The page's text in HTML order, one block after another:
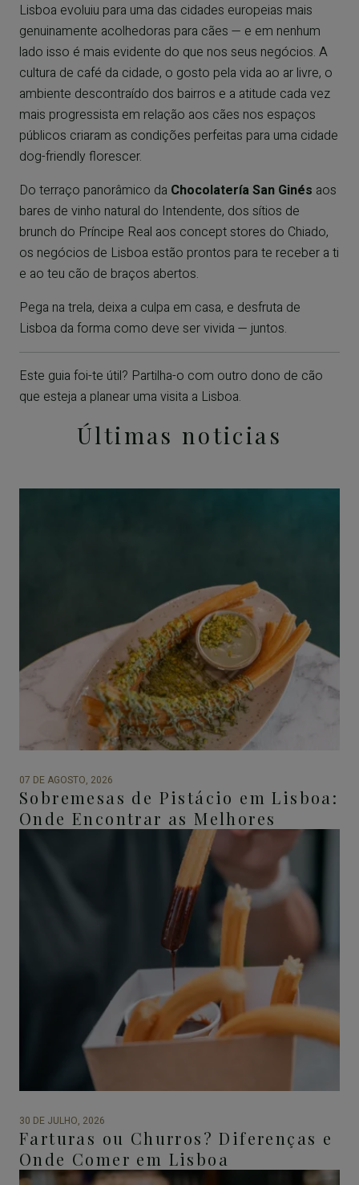
Lisboa evoluiu para uma das cidades europeias mais
genuinamente acolhedoras para cães — e em nenhum
lado isso é mais evidente do que nos seus negócios. A
cultura de café da cidade, o gosto pela vida ao ar livre, o
ambiente descontraído dos bairros e a atitude cada vez
mais progressista em relação aos cães nos espaços
públicos criaram as condições perfeitas para uma cidade
dog-friendly florescer.
Do terraço panorâmico da Chocolatería San Ginés aos
bares de vinho natural do Intendente, dos sítios de
brunch do Príncipe Real aos concept stores do Chiado,
os negócios de Lisboa estão prontos para te receber a ti
e ao teu cão de braços abertos.
Pega na trela, deixa a culpa em casa, e desfruta de
Lisboa da forma como deve ser vivida — juntos.
Este guia foi-te útil? Partilha-o com outro dono de cão
que esteja a planear uma visita a Lisboa.
Últimas noticias
07 DE AGOSTO, 2026
Sobremesas de Pistácio em Lisboa:
Onde Encontrar as Melhores
30 DE JULHO, 2026
Farturas ou Churros? Diferenças e
Onde Comer em Lisboa